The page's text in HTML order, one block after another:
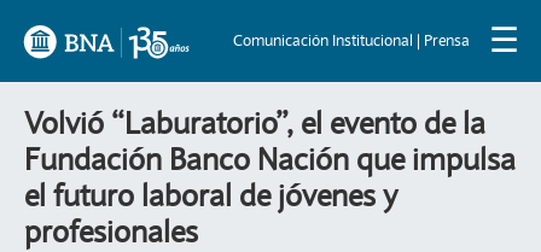
Comunicación Institucional | Prensa ☰
Volvió “Laburatorio”, el evento de la
Fundación Banco Nación que impulsa
el futuro laboral de jóvenes y
profesionales